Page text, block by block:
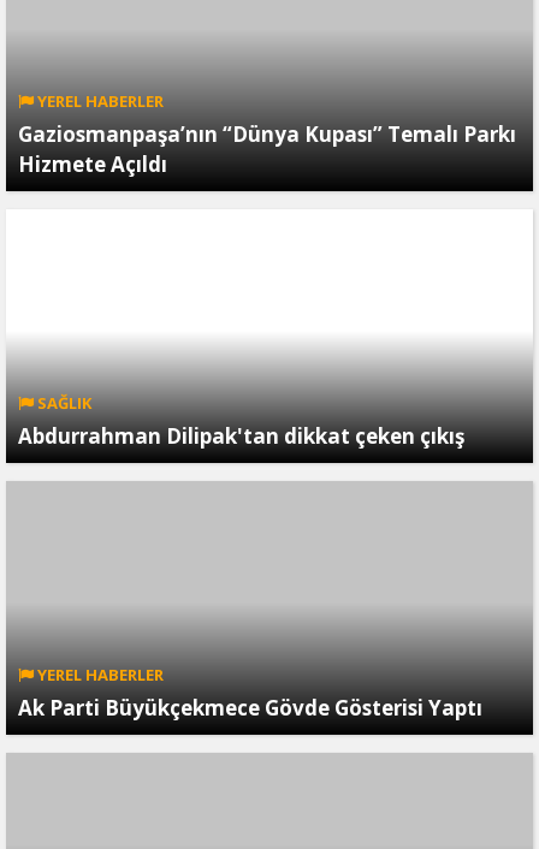
YEREL HABERLER
Gaziosmanpaşa’nın “Dünya Kupası” Temalı Parkı
Hizmete Açıldı
SAĞLIK
Abdurrahman Dilipak'tan dikkat çeken çıkış
YEREL HABERLER
Ak Parti Büyükçekmece Gövde Gösterisi Yaptı